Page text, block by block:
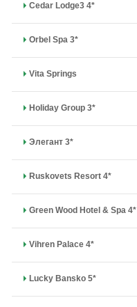
Cedar Lodge3 4*
Orbel Spa 3*
Vita Springs
Holiday Group 3*
Элегант 3*
Ruskovets Resort 4*
Green Wood Hotel & Spa 4*
Vihren Palace 4*
Lucky Bansko 5*